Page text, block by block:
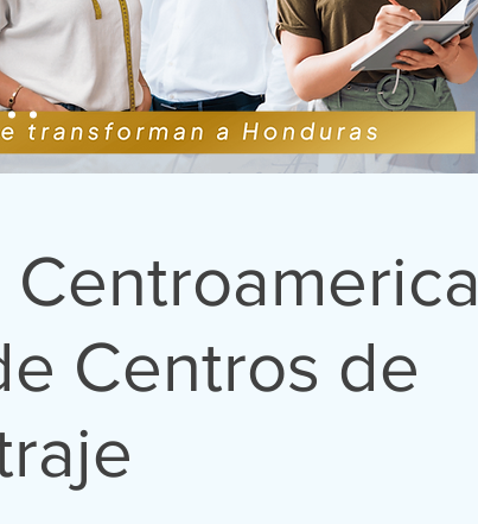
Centros de